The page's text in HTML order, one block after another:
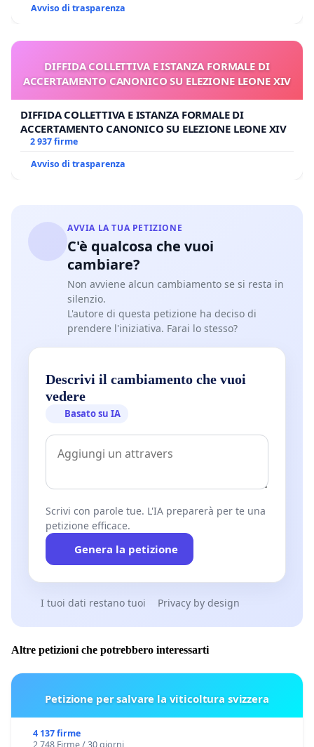
Avviso di trasparenza
DIFFIDA COLLETTIVA E ISTANZA FORMALE DI
ACCERTAMENTO CANONICO SU ELEZIONE LEONE XIV
DIFFIDA COLLETTIVA E ISTANZA FORMALE DI
ACCERTAMENTO CANONICO SU ELEZIONE LEONE XIV
2 937 firme
Avviso di trasparenza
AVVIA LA TUA PETIZIONE
C'è qualcosa che vuoi
cambiare?
Non avviene alcun cambiamento se si resta in
silenzio.
L'autore di questa petizione ha deciso di
prendere l'iniziativa. Farai lo stesso?
Descrivi il cambiamento che vuoi
vedere
Basato su IA
Scrivi con parole tue. L'IA preparerà per te una
petizione efficace.
Genera la petizione
I tuoi dati restano tuoi Privacy by design
Altre petizioni che potrebbero interessarti
Petizione per salvare la viticoltura svizzera
4 137 firme